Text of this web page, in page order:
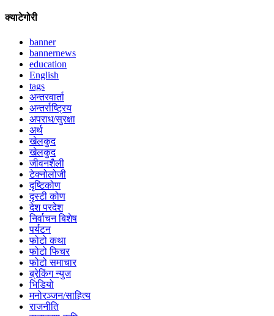
क्याटेगोरी
banner
bannernews
education
English
tags
अन्तरवार्ता
अन्तर्राष्ट्रिय
अपराध/सुरक्षा
अर्थ
खेलकुद
खेलकुद
जीवनशैली
टेक्नोलोजी
दृष्टिकोण
दृस्टी कोण
देश परदेश
निर्वाचन बिशेष
पर्यटन
फोटो कथा
फोटो फिचर
फोटो समाचार
ब्रेकिंग न्युज
भिडियो
मनोरञ्जन/साहित्य
राजनीति